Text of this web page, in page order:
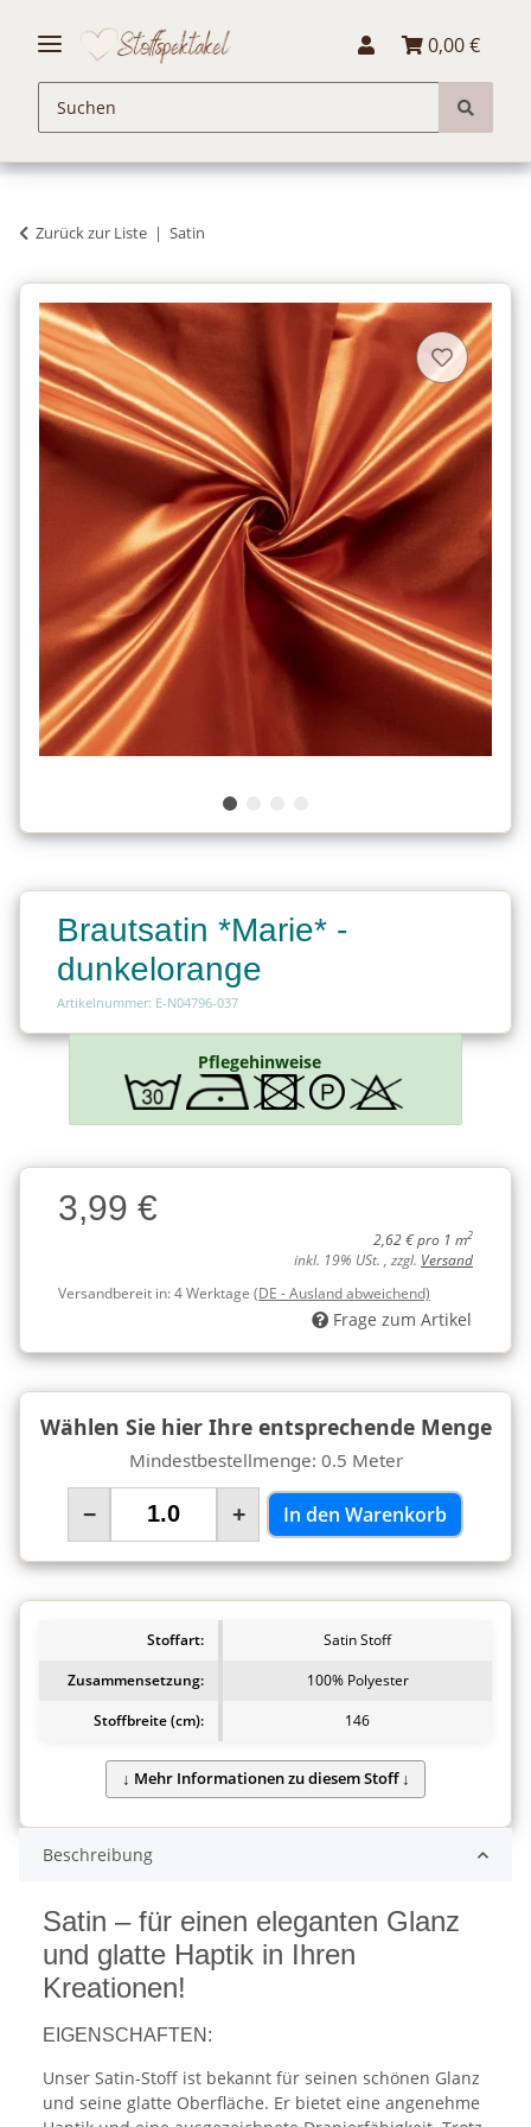
0,00 €
Zurück zur Liste Satin
Brautsatin *Marie* -
dunkelorange
Artikelnummer: E-N04796-037
Pflegehinweise
Charge
Charge3,99 €
2,62 € pro 1 m2
inkl. 19% USt. , zzgl. Versand
Versandbereit in:4 Werktage (DE - Ausland abweichend)
Frage zum Artikel
Wählen Sie hier Ihre entsprechende Menge
Mindestbestellmenge: 0.5 Meter
− + In den Warenkorb
Stoffart:
Satin Stoff
Zusammensetzung:
100% Polyester
Stoffbreite (cm):
146
Beschreibung
Satin – für einen eleganten Glanz
und glatte Haptik in Ihren
Kreationen!
EIGENSCHAFTEN:
Unser Satin-Stoff ist bekannt für seinen schönen Glanz
und seine glatte Oberfläche. Er bietet eine angenehme